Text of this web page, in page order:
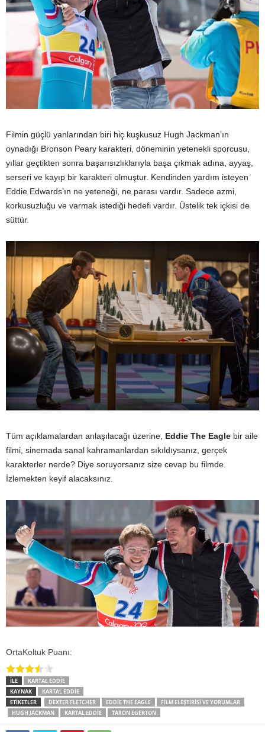
Filmin güçlü yanlarından biri hiç kuşkusuz Hugh Jackman’ın
oynadığı Bronson Peary karakteri, döneminin yetenekli sporcusu,
yıllar geçtikten sonra başarısızlıklarıyla başa çıkmak adına, ayyaş,
serseri ve kayıp bir karakteri olmuştur. Kendinden yardım isteyen
Eddie Edwards’ın ne yeteneği, ne parası vardır. Sadece azmi,
korkusuzluğu ve varmak istediği hedefi vardır. Üstelik tek içkisi de
süttür.
Tüm açıklamalardan anlaşılacağı üzerine, Eddie The Eagle bir aile
filmi, sinemada sanal kahramanlardan sıkıldıysanız, gerçek
karakterler nerde? Diye soruyorsanız size cevap bu filmde.
İzlemekten keyif alacaksınız.
OrtaKoltuk Puanı:
İLE
KARTAL EDDIE
KAYNAK
KARTAL EDDIE
ETİKETLER
DEXTER FLETCHER EDDIE THE EAGLE
FILM ELEŞTIRISI VE YORUMLAR
HUGH JACKMAN
KARTAL EDDIE TARON EGERTON